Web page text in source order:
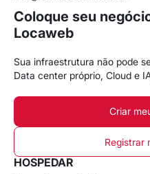
Coloque seu
Locaweb
Sua infraestrutura não pode
Data center próprio, Cloud e
Criar
Registrar
HOSPEDAR